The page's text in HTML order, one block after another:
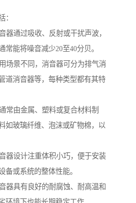
：
器通过吸收、反射或干扰声波，
常能将噪音减少20至40分贝。
场景不同，消音器可分为排气消
道消音器等，每种类型都有其特
常由金属、塑料或复合材料制
如玻璃纤维、泡沫或矿物棉，以
器设计注重体积小巧，便于安装
备或系统的整体性能。
器具有良好的耐腐蚀、耐高温和